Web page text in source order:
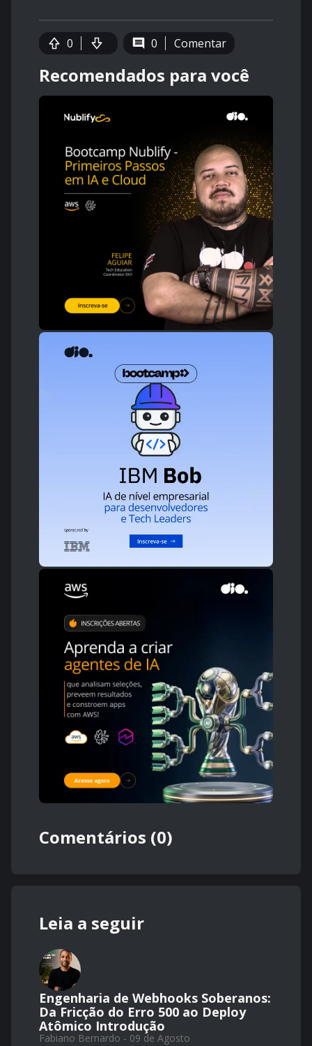
0 0 Comentar
Recomendados para você
Comentários (0)
Leia a seguir
Engenharia de Webhooks Soberanos:
Da Fricção do Erro 500 ao Deploy
Atômico Introdução
Fabiano Bernardo - 09 de Agosto